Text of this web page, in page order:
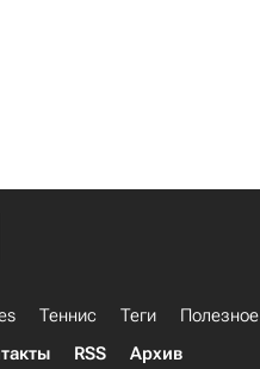
Теннис Теги
Полезное
RSS Архив